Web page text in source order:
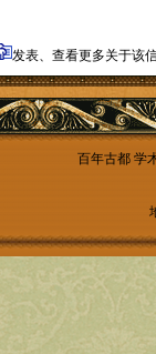
发表、查看更多关于该
百年古都 学